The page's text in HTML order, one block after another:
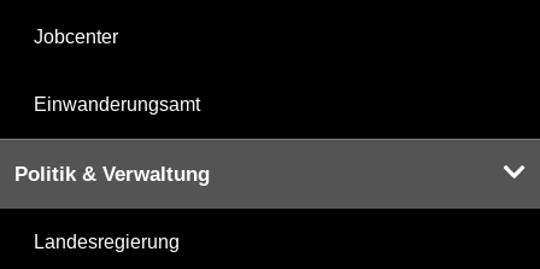
Jobcenter
Einwanderungsamt
Politik & Verwaltung
Landesregierung